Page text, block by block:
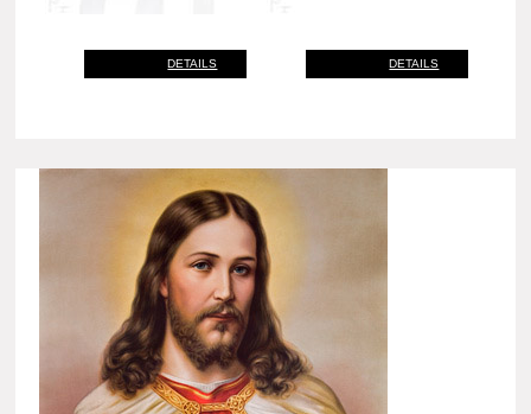
DETAILS DETAILS